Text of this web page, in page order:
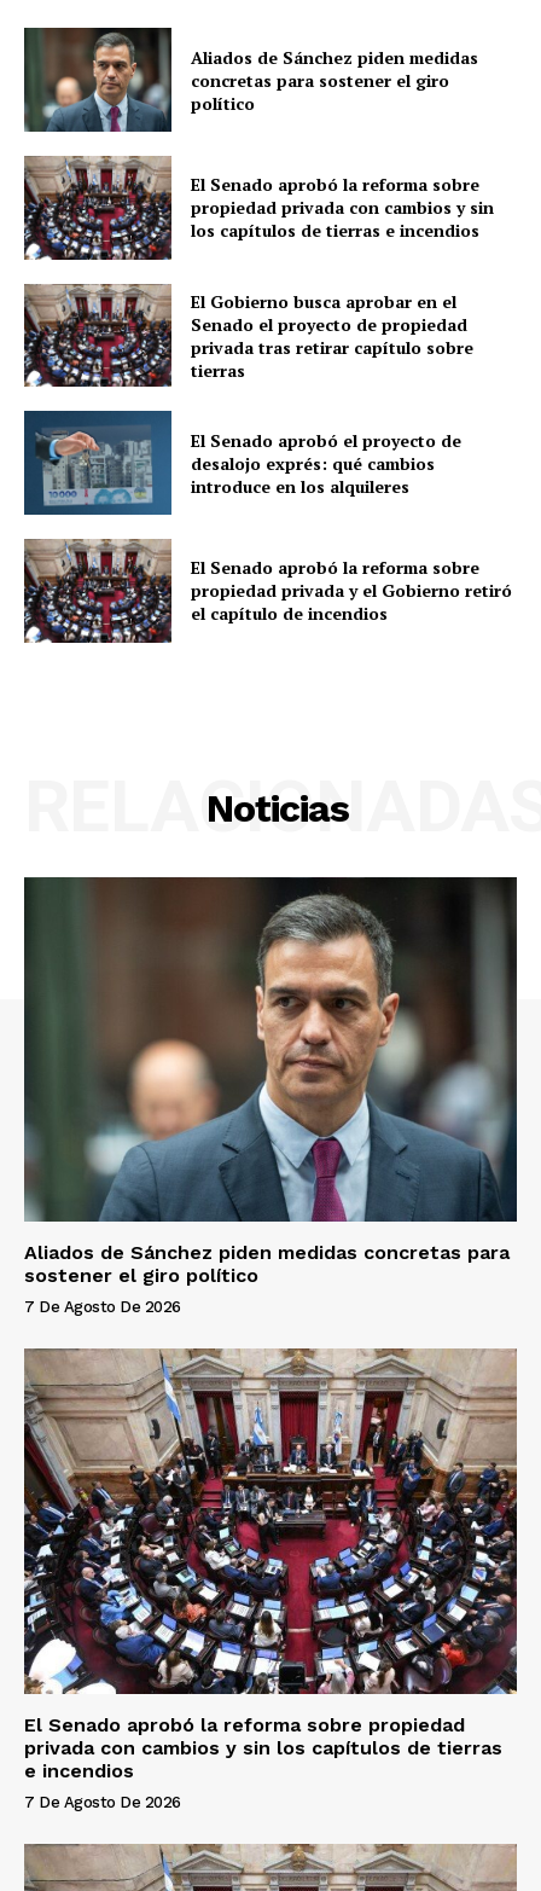
Aliados de Sánchez piden medidas
concretas para sostener el giro
político
El Senado aprobó la reforma sobre
propiedad privada con cambios y sin
los capítulos de tierras e incendios
El Gobierno busca aprobar en el
Senado el proyecto de propiedad
privada tras retirar capítulo sobre
tierras
El Senado aprobó el proyecto de
desalojo exprés: qué cambios
introduce en los alquileres
El Senado aprobó la reforma sobre
propiedad privada y el Gobierno retiró
el capítulo de incendios
Noticias
Aliados de Sánchez piden medidas concretas para
sostener el giro político
7 De Agosto De 2026
El Senado aprobó la reforma sobre propiedad
privada con cambios y sin los capítulos de tierras
e incendios
7 De Agosto De 2026